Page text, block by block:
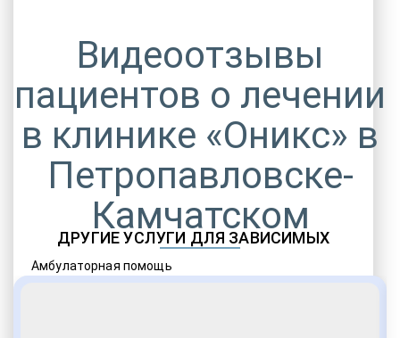
ДРУГИЕ УСЛУГИ ДЛЯ ЗАВИСИМЫХ
Амбулаторная помощь
Видеоотзывы
пациентов о лечении
в клинике «Оникс» в
Петропавловске-
Камчатском